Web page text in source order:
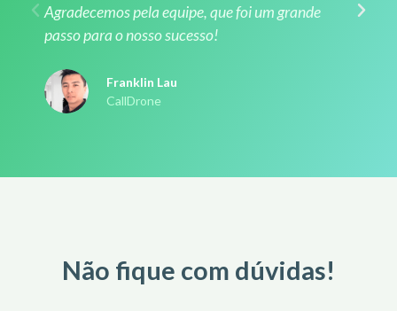
Agradecemos pela equipe, que foi um grande
passo para o nosso sucesso!
Franklin Lau
CallDrone
Não fique com dúvidas!